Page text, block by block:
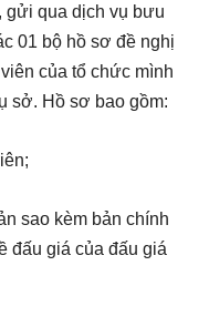
gửi qua dịch vụ bưu
01 bộ hồ sơ đề nghị
của tổ chức mình
sở. Hồ sơ bao gồm:
sao kèm bản chính
đấu giá của đấu giá